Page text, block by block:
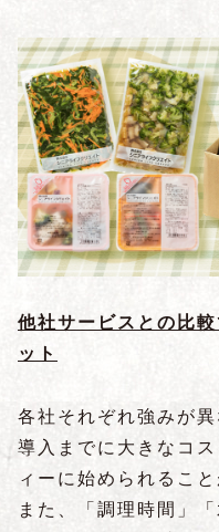
他社サービスとの比
ット
各社それぞれ強みが
導入までに大きなコ
ィーに始められるこ
また、「調理時間」